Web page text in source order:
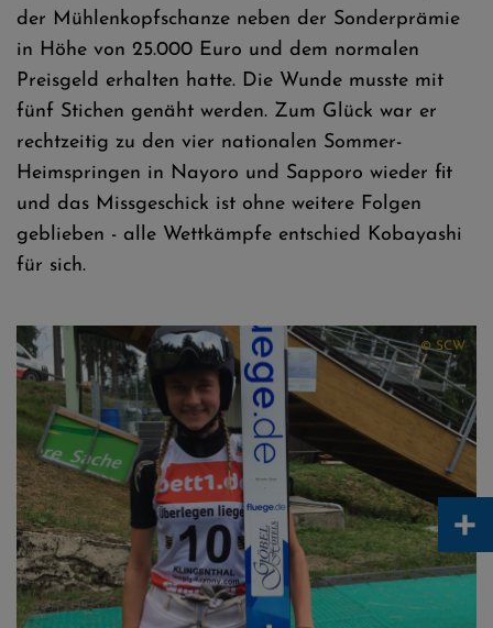
der Mühlenkopfschanze neben der Sonderprämie
in Höhe von 25.000 Euro und dem normalen
Preisgeld erhalten hatte. Die Wunde musste mit
fünf Stichen genäht werden. Zum Glück war er
rechtzeitig zu den vier nationalen Sommer-
Heimspringen in Nayoro und Sapporo wieder fit
und das Missgeschick ist ohne weitere Folgen
geblieben - alle Wettkämpfe entschied Kobayashi
für sich.
© SCW
+